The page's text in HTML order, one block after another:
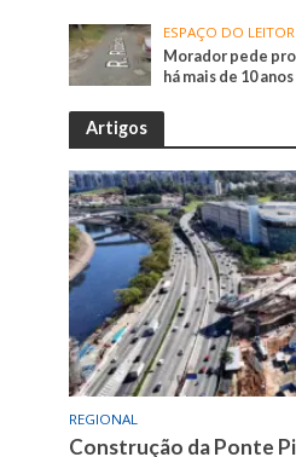
ESPAÇO DO LEITOR
Morador pede
há mais de 10
Artigos
REGIONAL
Construção da Ponte